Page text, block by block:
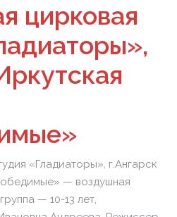
цирковая
«Гладиаторы», г.Ангарск
— воздушная
— 10-13 лет,